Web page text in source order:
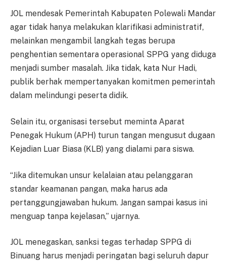
JOL mendesak Pemerintah Kabupaten Polewali Mandar
agar tidak hanya melakukan klarifikasi administratif,
melainkan mengambil langkah tegas berupa
penghentian sementara operasional SPPG yang diduga
menjadi sumber masalah. Jika tidak, kata Nur Hadi,
publik berhak mempertanyakan komitmen pemerintah
dalam melindungi peserta didik.
Selain itu, organisasi tersebut meminta Aparat
Penegak Hukum (APH) turun tangan mengusut dugaan
Kejadian Luar Biasa (KLB) yang dialami para siswa.
“Jika ditemukan unsur kelalaian atau pelanggaran
standar keamanan pangan, maka harus ada
pertanggungjawaban hukum. Jangan sampai kasus ini
menguap tanpa kejelasan,” ujarnya.
JOL menegaskan, sanksi tegas terhadap SPPG di
Binuang harus menjadi peringatan bagi seluruh dapur